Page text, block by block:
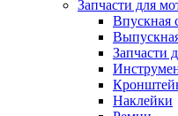
Запчасти для
Впускная
Запчасти
Наклейки